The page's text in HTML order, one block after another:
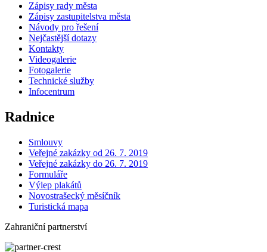
Zápisy rady města
Zápisy zastupitelstva města
Návody pro řešení
Nejčastější dotazy
Kontakty
Videogalerie
Fotogalerie
Technické služby
Infocentrum
Radnice
Smlouvy
Veřejné zakázky od 26. 7. 2019
Veřejné zakázky do 26. 7. 2019
Formuláře
Výlep plakátů
Novostrašecký měsíčník
Turistická mapa
Zahraniční partnerství